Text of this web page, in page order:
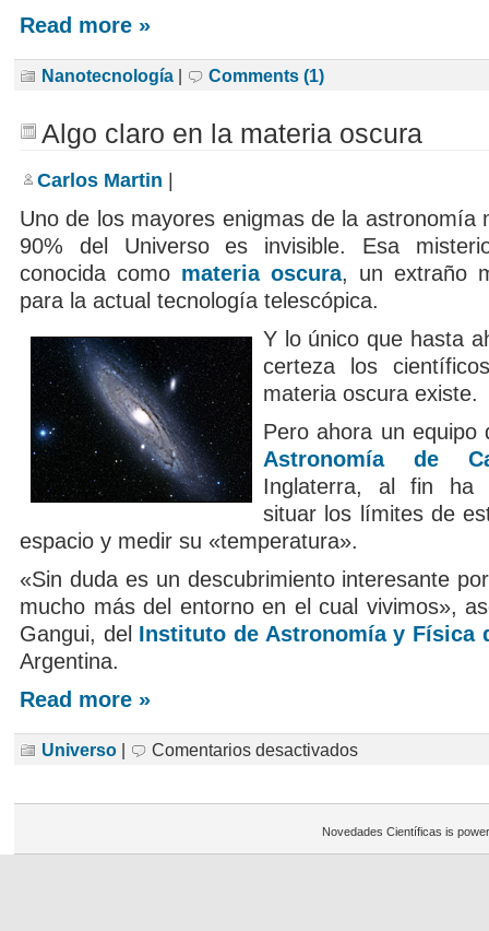
Read more »
Nanotecnología | Comments (1)
Algo claro en la materia oscura
Carlos Martin
Uno de los mayores enigmas de la astronomía
90% del Universo es invisible. Esa
conocida como materia oscura, un extraño
para la actual tecnología telescópica.
Y lo único que hasta
certeza los
materia oscura existe.
Pero ahora un
Astronomía de
Inglaterra, al fin ha
situar los límites de
espacio y medir su «temperatura».
«Sin duda es un descubrimiento interesante
mucho más del entorno en el cual vivimos»,
Gangui, del Instituto de Astronomía y Física
Argentina.
Read more »
Universo | Comentarios desactivados
la
oscura
Novedades Científicas is